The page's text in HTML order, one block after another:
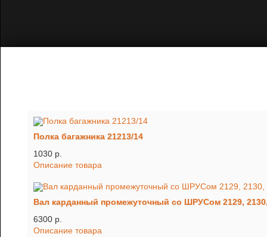
Полка багажника 21213/14
1030 p.
Описание товара
Вал карданный промежуточный со ШРУСом 2129,
6300 p.
Описание товара